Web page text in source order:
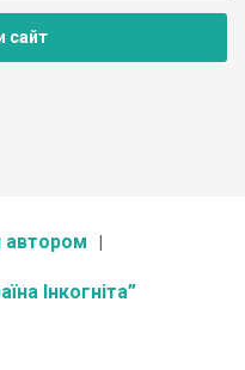
сайт
автором
Інкогніта”